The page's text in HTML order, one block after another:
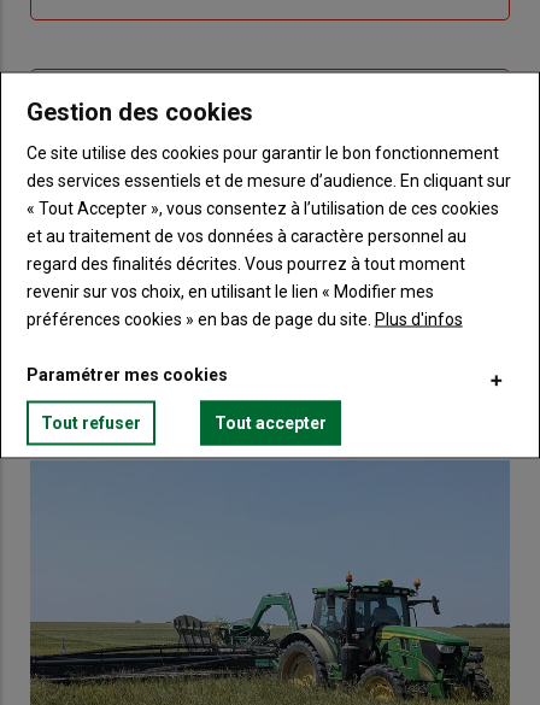
de
me
Sous-
titre
Vous n'êtes pas abonné(e)
TITRE CRÉEZ UN COMPTE
BodyChoisissez votre formule et créez votre
compte pour accéder à tout Terre de
Touraine.
Lien Créez un compte
VOUS AIMEREZ AUSSI
Gestion des cookies
Ce site utilise des cookies pour garantir le bon fonctionnement
des services essentiels et de mesure d’audience. En cliquant sur
« Tout Accepter », vous consentez à l’utilisation de ces cookies
et au traitement de vos données à caractère personnel au
regard des finalités décrites. Vous pourrez à tout moment
revenir sur vos choix, en utilisant le lien « Modifier mes
préférences cookies » en bas de page du site. Plus d'infos
Paramétrer mes cookies
Tout refuser Tout accepter